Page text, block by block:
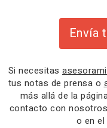
Envía
Si necesitas
tus notas de prensa o
más allá de la
contacto con
o en